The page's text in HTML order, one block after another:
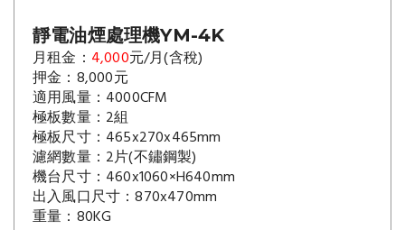
靜電油煙處理機YM-4K
月租金： 4,000元/月(含稅)
押金：8,000元
適用風量： 4000CFM
極板數量： 2組
極板尺寸： 465x270x465mm
濾網數量： 2片(不鏽鋼製)
機台尺寸： 460x1060×H640mm
出入風口尺寸 ：870x470mm
重量 ： 80KG